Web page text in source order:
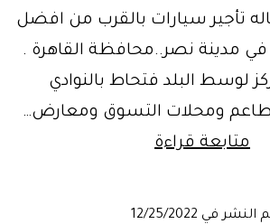
تأجير سيارات بالقرب من افضل
في مدينة نصر..محافظة القاهرة .
لوسط البلد فتحاط بالنوادي
ومحلات التسوق ومعارض…
متابعة قراءة
مدينةنصر
النشر في 12/25/2022